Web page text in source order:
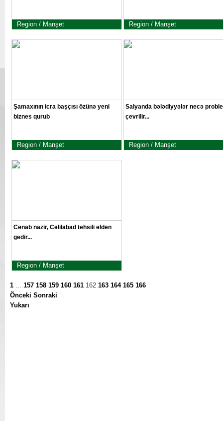
Region / Manşet Region / Manşet
Şamaxının icra başçısı özünə yeni
biznes qurub
Region / Manşet
Salyanda bələdiyyələr necə
çevrilir...
Region / Manşet
Cənab nazir, Cəlilabad təhsili əldən
gedir...
Region / Manşet
1 ... 157 158 159 160 161 162 163 164 165 166
Önceki Sonraki
Yukarı